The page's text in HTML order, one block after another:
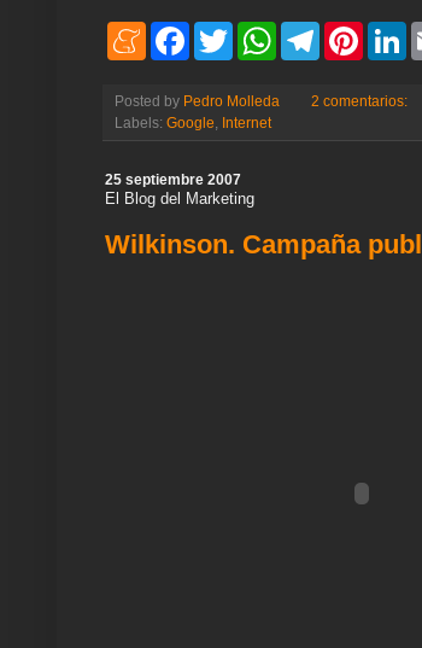
M
a
m
e
F
b
o
o
T
w
t
e
r
W
s
p
T
g
a
P
e
e
L
e
I
Posted by Pedro Molleda
2 comentarios:
Labels: Google Internet
25 septiembre 2007
El Blog del Marketing
Wilkinson. Campaña